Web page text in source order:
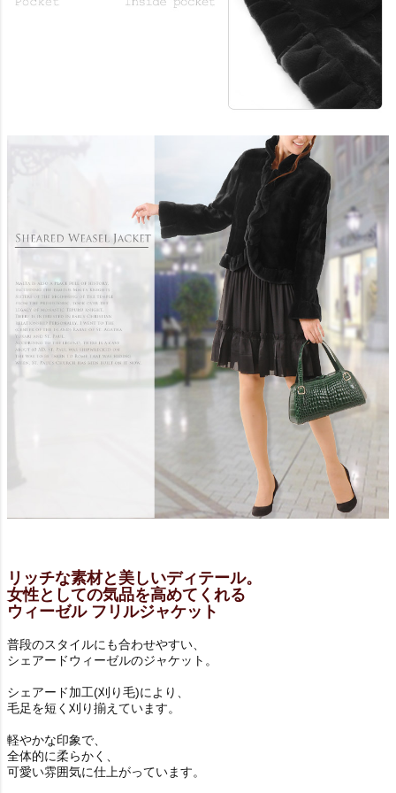
リッチな素材と美しいディテール。
女性としての気品を高めてくれる
ウィーゼル フリルジャケット
普段のスタイルにも合わせやすい、
シェアードウィーゼルのジャケット。
シェアード加工(刈り毛)により、
毛足を短く刈り揃えています。
軽やかな印象で、
全体的に柔らかく、
可愛い雰囲気に仕上がっています。